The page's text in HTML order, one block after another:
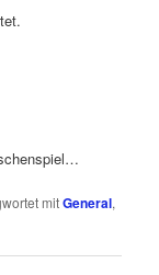
mitGeneral,